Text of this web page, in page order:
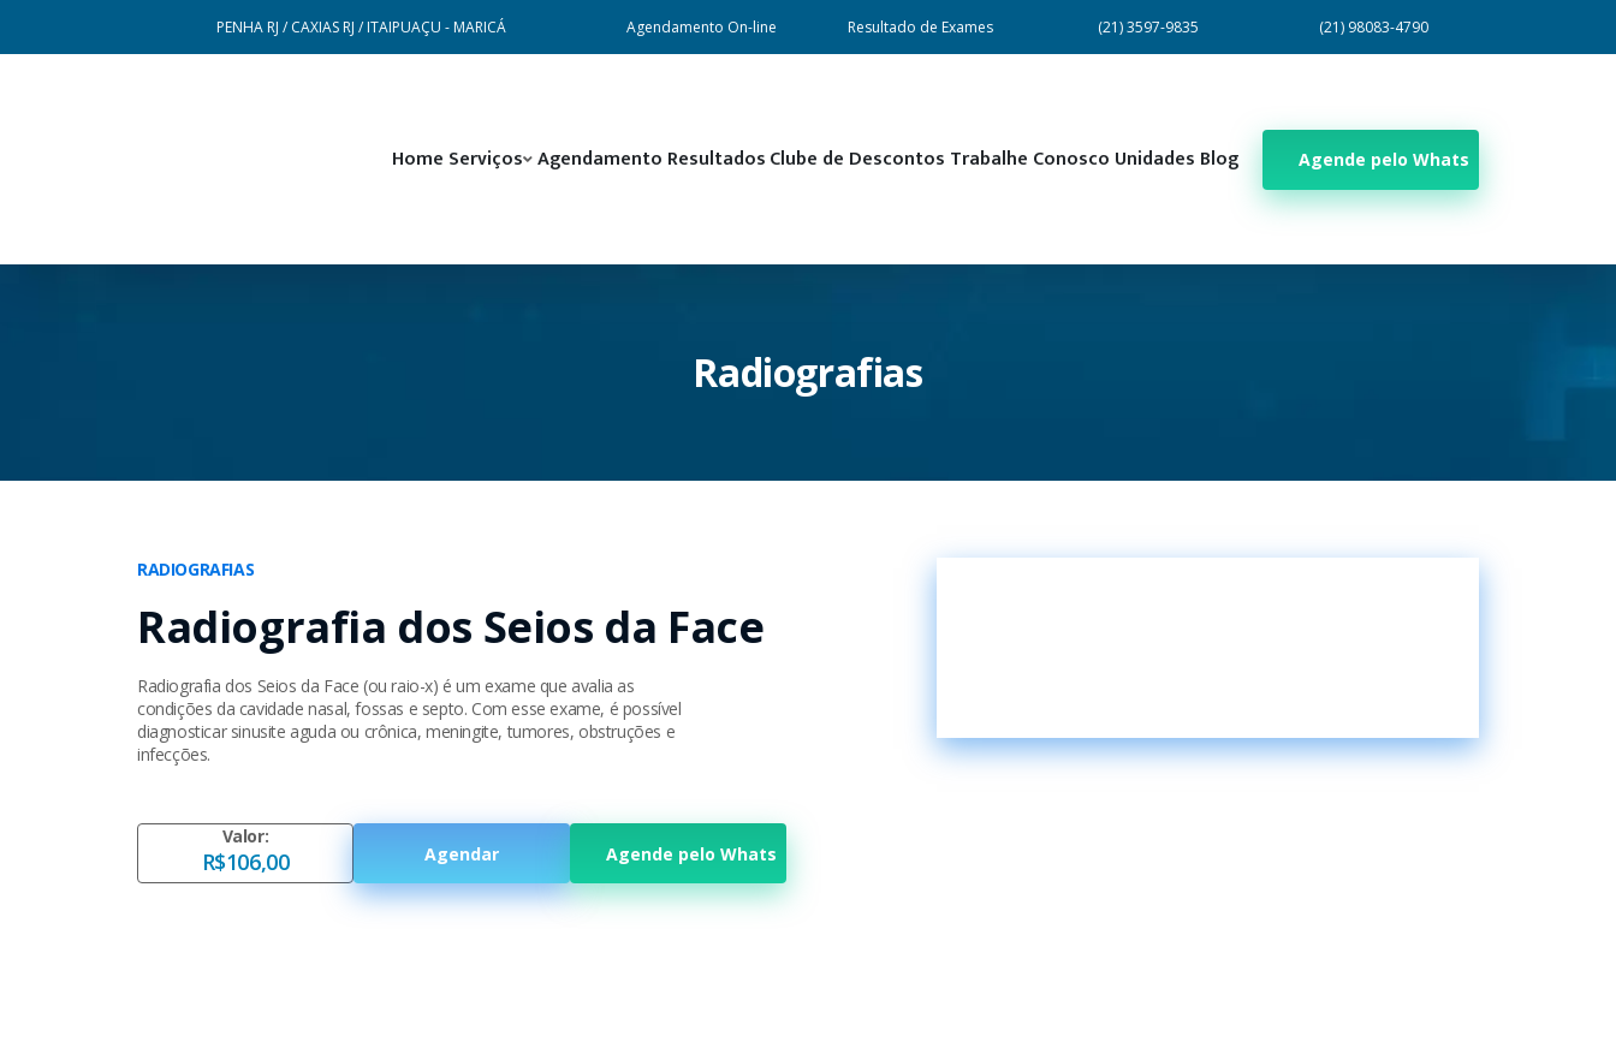
PENHA RJ / CAXIAS RJ / ITAIPUAÇU - MARICÁ Agendamento On-line Resultado de Exames (21) 3597-9835 (21) 98083-4790
Home Serviços Agendamento ResultadosClube de Descontos Trabalhe Conosco Unidades Blog Agende pelo Whats
Radiografias
RADIOGRAFIAS
Radiografia dos Seios da Face
Radiografia dos Seios da Face (ou raio-x) é um exame que avalia as
condições da cavidade nasal, fossas e septo. Com esse exame, é possível
diagnosticar sinusite aguda ou crônica, meningite, tumores, obstruções e
infecções.
Valor:
R$106,00 Agendar Agende pelo Whats